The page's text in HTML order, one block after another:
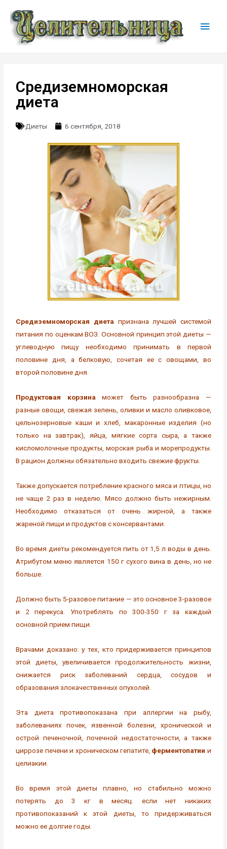
Средиземноморская
диета
Диеты 6 сентября, 2018
Средиземноморская диета признана лучшей системой
питания по оценкам ВОЗ. Основной принцип этой диеты —
углеводную пищу необходимо принимать в первой
половине дня, а белковую, сочетая ее с овощами, во
второй половине дня.
Продуктовая корзинаможет быть разнообразна —
разные овощи, свежая зелень, оливки и масло оливковое,
цельнозерновые каши и хлеб, макаронные изделия (но
только на завтрак), яйца, мягкие сорта сыра, а также
кисломолочные продукты, морская рыба и морепродукты.
В рацион должны обязательно входить свежие фрукты.
Также допускается потребление красного мяса и птицы, но
не чаще 2 раз в неделю. Мясо должно быть нежирным.
Необходимо отказаться от очень жирной, а также
жареной пищи и продуктов с консервантами.
Во время диеты рекомендуется пить от 1,5 л воды в день.
Атрибутом меню является 150 г сухого вина в день, но не
больше.
Должно быть 5-разовое питание — это основное 3-разовое
и 2 перекуса. Употреблять по 300-350 г за каждый
основной прием пищи.
Врачами доказано: у тех, кто придерживается принципов
этой диеты, увеличивается продолжительность жизни,
снижается риск заболеваний сердца, сосудов и
образования злокачественных опухолей.
Эта диета противопоказана при аллергии на рыбу,
заболеваниях почек, язвенной болезни, хронической и
острой печеночной, почечной недостаточности, а также
циррозе печени и хроническом гепатите, ферментопатии и
целиакии.
Во время этой диеты плавно, но стабильно можно
потерять до 3 кг в месяц. если нет никаких
противопоказаний к этой диеты, то придерживаться
можно ее долгие годы.